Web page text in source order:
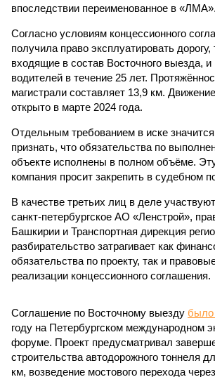
впоследствии переименованное в «ЛМА».
Согласно условиям концессионного
получила право эксплуатировать дорогу,
входящие в состав Восточного выезда, и
водителей в течение 25 лет.
магистрали составляет 13,9 км.
открыто в марте 2024 года.
Отдельным требованием в иске
признать, что обязательства по
объекте исполнены в полном объёме.
компания просит закрепить в судебном
В качестве третьих лиц в деле
санкт-петербургское АО «Ленстрой»,
Башкирии и Транспортная дирекция
разбирательство затрагивает как
обязательства по проекту, так и
реализации концессионного соглашения.
Соглашение по Восточному выезду было
году на Петербургском международном
форуме. Проект предусматривал
строительства автодорожного тоннеля
км, возведение мостового перехода